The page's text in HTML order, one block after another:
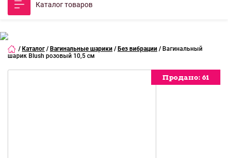
Каталог товаров
/ Каталог / Вагинальные шарики / Без вибрации / Вагинальный
шарик Blush розовый 10,5 см
Продано: 61
Продано: 61
Продано: 61
Продано: 61
Продано: 61
Продано: 61
Продано: 61
Продано: 61
Продано: 61
Продано: 61
Продано: 61
Продано: 61
Продано: 61
Продано: 61